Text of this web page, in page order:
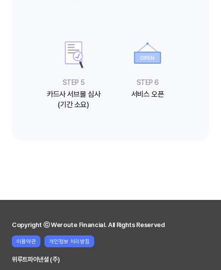
STEP 5
카드사 서브몰 심사
(기간 소요)
STEP 6
서비스 오픈
Copyright ⓒ Weroute Financial. All Rights Reserved
이용약관 개인정보 처리방침
위루트파이낸셜 (주)